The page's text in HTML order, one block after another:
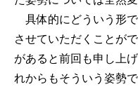
具体的にどういう形
させていただくことが
があると前回も申し上
れからもそういう姿勢